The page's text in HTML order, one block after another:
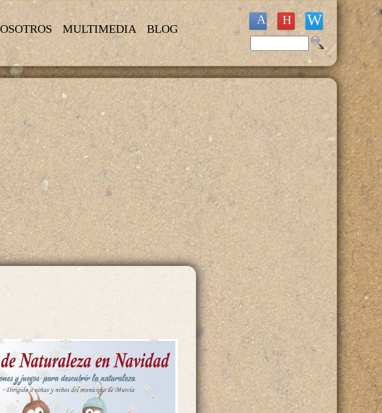
MULTIMEDIA BLOG
Formulario de búsqueda